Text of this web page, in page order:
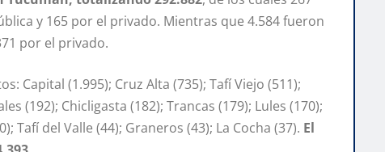
y 165 por el privado. Mientras que 4.584 fueron
por el privado.
Capital (1.995); Cruz Alta (735); Tafí Viejo (511);
(192); Chicligasta (182); Trancas (179); Lules (170);
Tafí del Valle (44); Graneros (43); La Cocha (37). El